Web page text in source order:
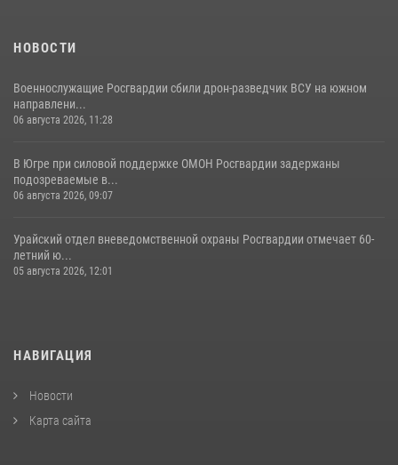
НОВОСТИ
Военнослужащие Росгвардии сбили дрон-разведчик ВСУ на южном
направлени...
06 августа 2026, 11:28
В Югре при силовой поддержке ОМОН Росгвардии задержаны
подозреваемые в...
06 августа 2026, 09:07
Урайский отдел вневедомственной охраны Росгвардии отмечает 60-
летний ю...
05 августа 2026, 12:01
НАВИГАЦИЯ
Новости
Карта сайта